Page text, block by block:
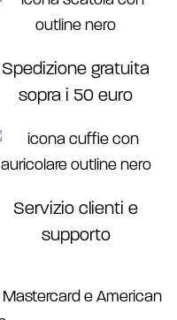
Spedizione gratuita
sopra i 50 euro
Servizio clienti e
supporto